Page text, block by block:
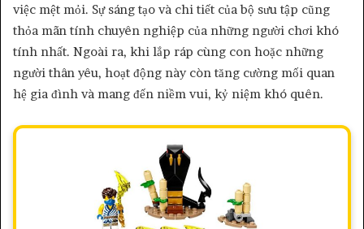
việc mệt mỏi. Sự sáng tạo và chi tiết của bộ sưu tập cũng
thỏa mãn tính chuyên nghiệp của những người chơi khó
tính nhất. Ngoài ra, khi lắp ráp cùng con hoặc những
người thân yêu, hoạt động này còn tăng cường mối quan
hệ gia đình và mang đến niềm vui, kỷ niệm khó quên.